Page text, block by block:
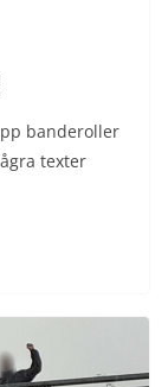
banderoller
texter